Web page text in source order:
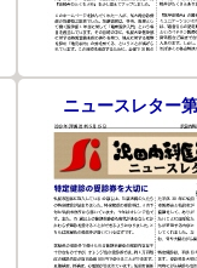
ニュースレター